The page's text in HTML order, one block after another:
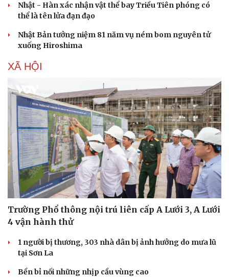
Doanh nghiệp
Thông tin doanh nghiệp
Doanh nghiệp 24h
Vì cộng đồng
Công nghệ
Sành điệu
Chuyển đổi số
Nhật - Hàn xác nhận vật thể bay Triều Tiên phóng có
thể là tên lửa đạn đạo
Nhật Bản tưởng niệm 81 năm vụ ném bom nguyên tử
xuống Hiroshima
XÃ HỘI
Trường Phổ thông nội trú liên cấp A Lưới 3, A Lưới
4 vận hành thử
1 người bị thương, 303 nhà dân bị ảnh hưởng do mưa lũ
tại Sơn La
Bền bỉ nối những nhịp cầu vùng cao